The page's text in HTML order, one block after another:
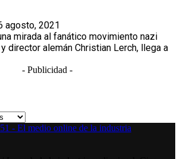
agosto, 2021
mirada al fanático movimiento nazi
director alemán Christian Lerch, llega a
- Publicidad -